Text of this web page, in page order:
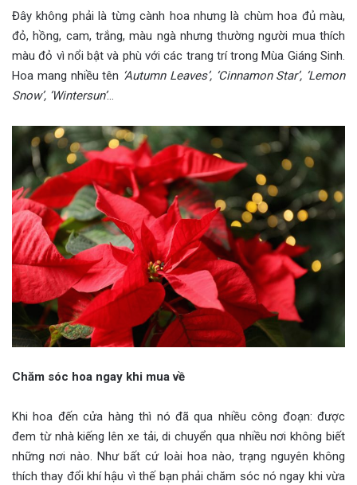
Đây không phải là từng cành hoa nhưng là chùm hoa đủ màu,
đỏ, hồng, cam, trắng, màu ngà nhưng thường người mua thích
màu đỏ vì nổi bật và phù với các trang trí trong Mùa Giáng Sinh.
Hoa mang nhiều tên ‘Autumn Leaves’, ‘Cinnamon Star’, ‘Lemon
Snow’, ‘Wintersun’…
Chăm sóc hoa ngay khi mua về
Khi hoa đến cửa hàng thì nó đã qua nhiều công đoạn: được
đem từ nhà kiếng lên xe tải, di chuyển qua nhiều nơi không biết
những nơi nào. Như bất cứ loài hoa nào, trạng nguyên không
thích thay đổi khí hậu vì thế bạn phải chăm sóc nó ngay khi vừa